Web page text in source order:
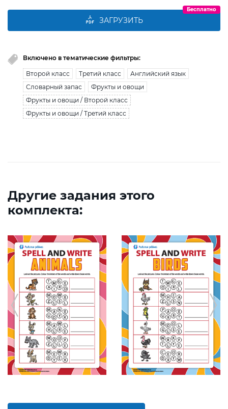
ЗАГРУЗИТЬ
Бесплатно
Включено в тематические фильтры:
Второй класс Третий класс
Английский язык
Словарный запас
Фрукты и овощи
Фрукты и овощи / Второй класс
Фрукты и овощи / Третий класс
Другие задания этого
комплекта: